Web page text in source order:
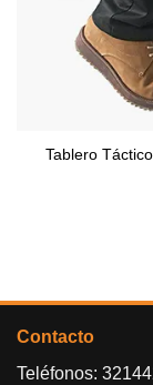
Tablero
Contacto
Teléfonos: